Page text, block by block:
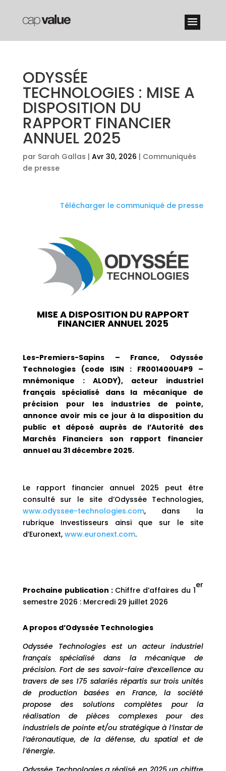
ODYSSÉE
TECHNOLOGIES : MISE A
DISPOSITION DU
RAPPORT FINANCIER
ANNUEL 2025
par Sarah Gallas | Avr 30, 2026 | Communiqués
de presse
Télécharger le communiqué de presse
MISE A DISPOSITION DU RAPPORT
FINANCIER ANNUEL 2025
Les-Premiers-Sapins – France, Odyssée
Technologies (code ISIN : FR001400U4P9 –
mnémonique : ALODY), acteur industriel
français spécialisé dans la mécanique de
précision pour les industries de pointe,
annonce avoir mis ce jour à la disposition du
public et déposé auprès de l’Autorité des
Marchés Financiers son rapport financier
annuel au 31 décembre 2025.
Le rapport financier annuel 2025 peut être
consulté sur le site d’Odyssée Technologies,
www.odyssee-technologies.com, dans la
rubrique Investisseurs ainsi que sur le site
d’Euronext, www.euronext.com.
Prochaine publication : Chiffre d’affaires du 1
er
semestre 2026 : Mercredi 29 juillet 2026
A propos d’Odyssée Technologies
Odyssée Technologies est un acteur industriel
français spécialisé dans la mécanique de
précision. Fort de ses savoir-faire d’excellence au
travers de ses 175 salariés répartis sur trois unités
de production basées en France, la société
propose des solutions complètes pour la
réalisation de pièces complexes pour des
industriels de pointe et/ou stratégique à l’instar de
l’aéronautique, de la défense, du spatial et de
l’énergie.